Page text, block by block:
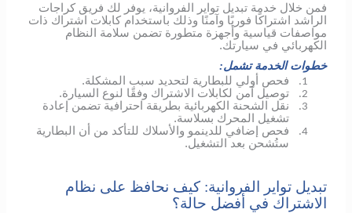
فمن خلال خدمة تبديل تواير الفروانية، يوفر لك فريق كراجات
الراشد اشتراكًا فوريًا وآمنًا وذلك باستخدام كابلات اشتراك ذات
مواصفات قياسية وأجهزة متطورة تضمن سلامة النظام
الكهربائي في سيارتك.
خطوات الخدمة تشمل:
1. فحص أولي للبطارية لتحديد سبب المشكلة.
2. توصيل آمن لكابلات الاشتراك وفقًا لنوع السيارة.
3.
نقل الشحنة الكهربائية بطريقة احترافية تضمن إعادة
تشغيل المحرك بسلاسة.
4. فحص إضافي للدينمو والأسلاك للتأكد من أن البطارية
ستُشحن بعد التشغيل.
تبديل تواير الفروانية: كيف نحافظ على نظام
الاشتراك في أفضل حالة؟